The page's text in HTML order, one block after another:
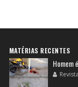
MATÉRIAS RECENTES
Homem